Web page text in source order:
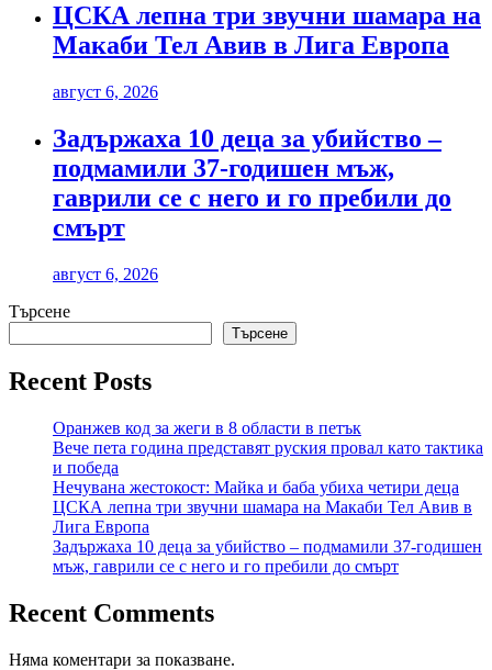
ЦСКА лепна три звучни шамара на
Макаби Тел Авив в Лига Европа
август 6, 2026
Задържаха 10 деца за убийство –
подмамили 37-годишен мъж,
гаврили се с него и го пребили до
смърт
август 6, 2026
Търсене
Търсене
Recent Posts
Оранжев код за жеги в 8 области в петък
Вече пета година представят руския провал като тактика
и победа
Нечувана жестокост: Майка и баба убиха четири деца
ЦСКА лепна три звучни шамара на Макаби Тел Авив в
Лига Европа
Задържаха 10 деца за убийство – подмамили 37-годишен
мъж, гаврили се с него и го пребили до смърт
Recent Comments
Няма коментари за показване.